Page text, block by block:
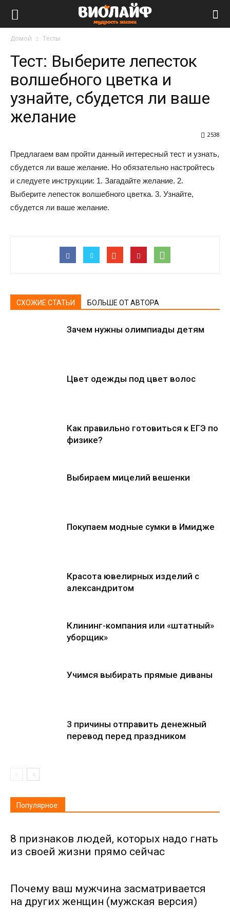
Домой Тесты
Тест: Выберите лепесток
волшебного цветка и
узнайте, сбудется ли ваше
желание
2538
Предлагаем вам пройти данный интересный тест и узнать,
сбудется ли ваше желание. Но обязательно настройтесь
и следуете инструкции: 1. Загадайте желание. 2.
Выберите лепесток волшебного цветка. 3. Узнайте,
сбудется ли ваше желание.
СХОЖИЕ СТАТЬИ БОЛЬШЕ ОТ АВТОРА
Зачем нужны олимпиады детям
Цвет одежды под цвет волос
Как правильно готовиться к ЕГЭ по
физике?
Выбираем мицелий вешенки
Покупаем модные сумки в Имидже
Красота ювелирных изделий с
александритом
Клининг-компания или «штатный»
уборщик»
Учимся выбирать прямые диваны
3 причины отправить денежный
перевод перед праздником
Популярное:
8 признаков людей, которых надо гнать
из своей жизни прямо сейчас
Почему ваш мужчина засматривается
на других женщин (мужская версия)